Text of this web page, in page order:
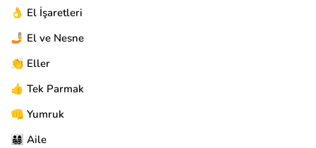
👌 El İşaretleri
🤳 El ve Nesne
👏 Eller
👍 Tek Parmak
👊 Yumruk
👨‍👩‍👧‍👦 Aile